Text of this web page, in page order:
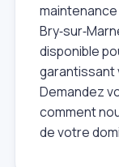
disponible
garantissant
Demandez
comment
de votre